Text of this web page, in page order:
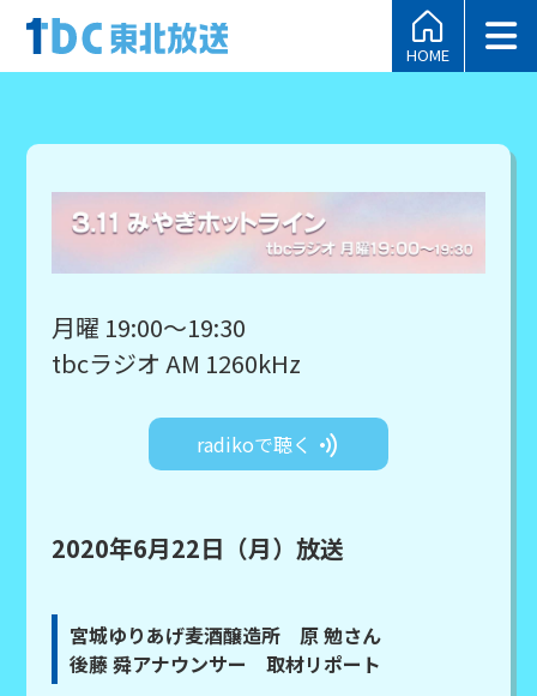
HOME
月曜 19:00～19:30
tbcラジオ AM 1260kHz
radikoで聴く
2020年6月22日（月）放送
宮城ゆりあげ麦酒醸造所 原 勉さん
後藤 舜アナウンサー 取材リポート